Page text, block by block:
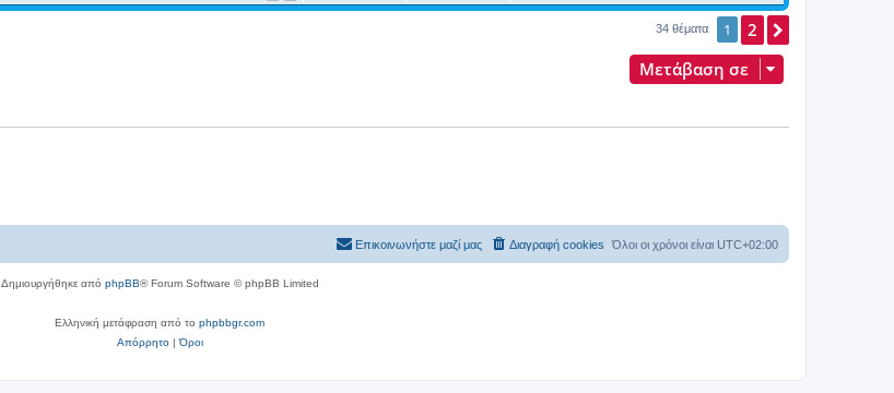
34 θέματα 1 2
Μετάβαση σε
Όλοι οι χρόνοι είναι UTC+02:00
Διαγραφή cookies
Επικοινωνήστε μαζί μας
Δημιουργήθηκε από phpBB® Forum Software © phpBB Limited
Ελληνική μετάφραση από το phpbbgr.com
Απόρρητο|Όροι